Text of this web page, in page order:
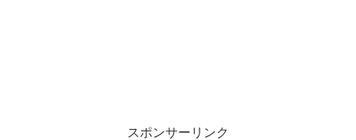
スポンサーリンク